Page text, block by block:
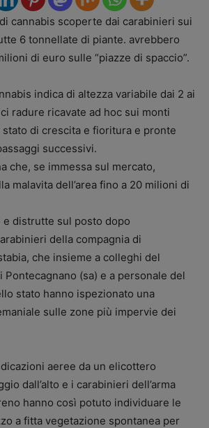
cannabis scoperte dai carabinieri sui
6 tonnellate di piante. avrebbero
di euro sulle “piazze di spaccio”.
indica di altezza variabile dai 2 ai
radure ricavate ad hoc sui monti
stato di crescita e fioritura e pronte
successivi.
che, se immessa sul mercato,
malavita dell’area fino a 20 milioni di
distrutte sul posto dopo
della compagnia di
che insieme a colleghi del
(sa) e a personale del
stato hanno ispezionato una
sulle zone più impervie dei
aeree da un elicottero
dall’alto e i carabinieri dell’arma
hanno così potuto individuare le
a fitta vegetazione spontanea per